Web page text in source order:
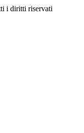
i diritti riservati